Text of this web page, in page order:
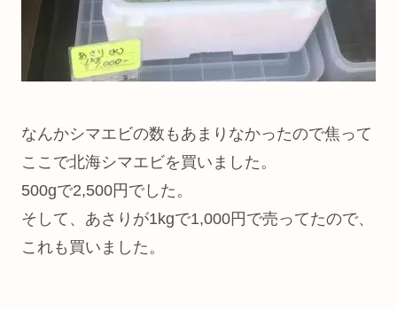
なんかシマエビの数もあまりなかったので焦って
ここで北海シマエビを買いました。
500gで2,500円でした。
そして、あさりが1kgで1,000円で売ってたので、
これも買いました。